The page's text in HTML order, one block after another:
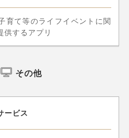
育て等のライフイベントに関
供するアプリ
その他
ービス